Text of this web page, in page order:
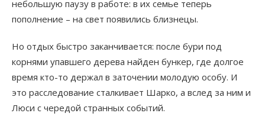
небольшую паузу в работе: в их семье теперь
пополнение – на свет появились близнецы.
Но отдых быстро заканчивается: после бури под
корнями упавшего дерева найден бункер, где долгое
время кто-то держал в заточении молодую особу. И
это расследование сталкивает Шарко, а вслед за ним и
Люси с чередой странных событий.